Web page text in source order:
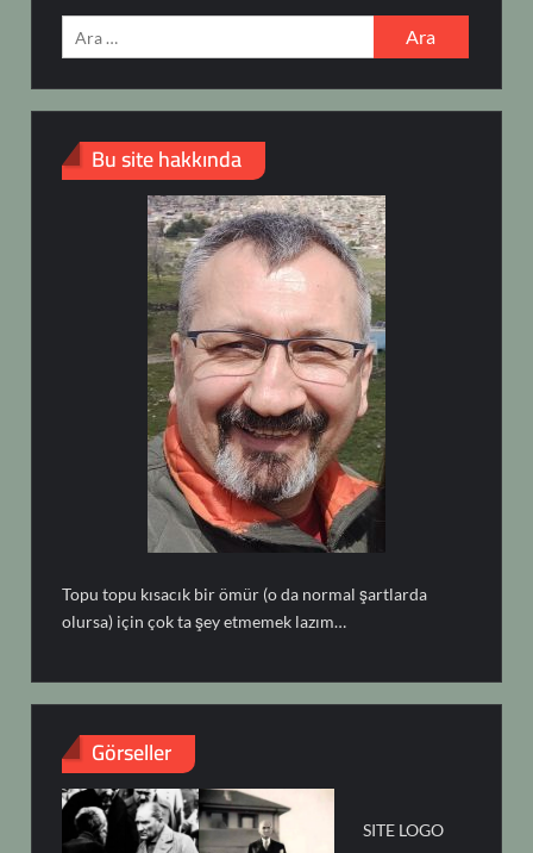
Arama:
Bu site hakkında
Topu topu kısacık bir ömür (o da normal şartlarda
olursa) için çok ta şey etmemek lazım…
Görseller
SITE LOGO